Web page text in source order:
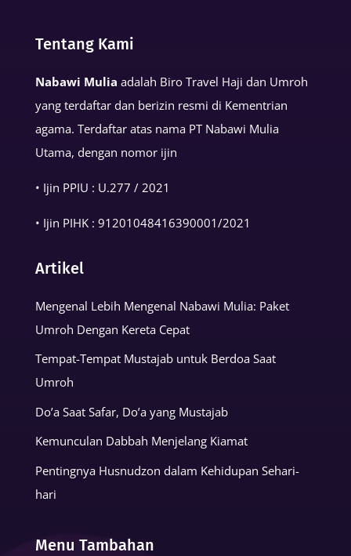
Muslim
Tentang Kami
Nabawi Mulia adalah Biro Travel Haji dan Umroh
yang terdaftar dan berizin resmi di Kementrian
agama. Terdaftar atas nama PT Nabawi Mulia
Utama, dengan nomor ijin
• Ijin PPIU : U.277 / 2021
• Ijin PIHK : 91201048416390001/2021
Artikel
Mengenal Lebih Mengenal Nabawi Mulia: Paket
Umroh Dengan Kereta Cepat
Tempat-Tempat Mustajab untuk Berdoa Saat
Umroh
Do’a Saat Safar, Do’a yang Mustajab
Kemunculan Dabbah Menjelang Kiamat
Pentingnya Husnudzon dalam Kehidupan Sehari-
hari
Menu Tambahan